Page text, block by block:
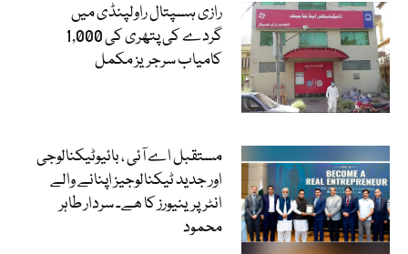
رازی ہسپتال راولپنڈی میں
گردے کی پتھری کی 1,000
کامیاب سرجریز مکمل
مستقبل اے آئی ، بائیوٹیکنالوجی
اور جدید ٹیکنالوجیز اپنانے والے
انٹرپرینیورز کا ھے۔ سردار طاہر
محمود